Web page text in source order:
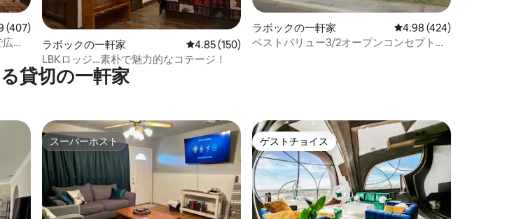
ー407件、5つ星中4.99つ星の平均評価
(407)
々
ラボックの一軒家 レビュー150件、5つ星中4.85つ星の平均評価
4.85 (150)
LBKロッジ…素朴で魅力的なコテージ！
ラボックの一軒家 レビュー424件、5つ
4.98 (424)
ベストバリュー3/2オープンコンセプトホ
貸切の一軒家
スーパーホスト
スーパーホスト ゲストチョイス
ゲストチョイス